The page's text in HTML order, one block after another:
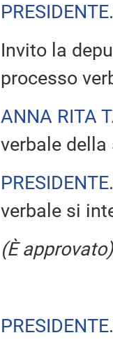
PRESIDENTE
Invito la
processo
ANNA RITA
verbale
PRESIDENTE
verbale si
(È approvato)
PRESIDENTE